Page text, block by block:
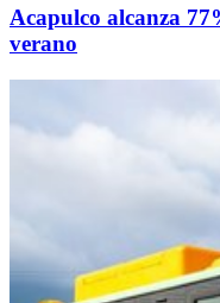
Acapulco alcanza
verano